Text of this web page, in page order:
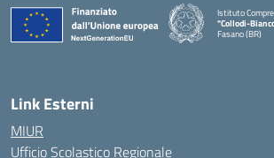
Istituto
"Collodi-
Fasano (BR)
Link Esterni
MIUR
Ufficio Scolastico Regionale